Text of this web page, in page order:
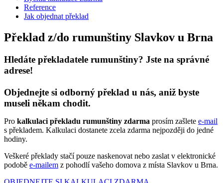
Reference
Jak objednat překlad
Překlad z/do rumunštiny Slavkov u Brna
Hledáte překladatele rumunštiny? Jste na správné
adrese!
Objednejte si odborný překlad u nás, aniž byste
museli někam chodit.
Pro kalkulaci překladu rumunštiny zdarma prosím zašlete e-mail
s překladem. Kalkulaci dostanete zcela zdarma nejpozději do jedné
hodiny.
Veškeré překlady stačí pouze naskenovat nebo zaslat v elektronické
podobě e-mailem z pohodlí vašeho domova z místa Slavkov u Brna.